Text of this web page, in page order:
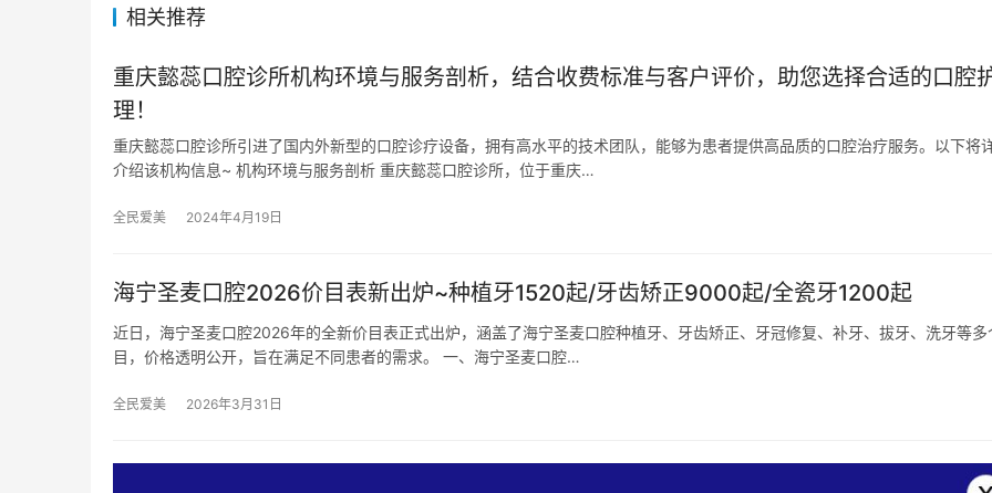
相关推荐
重庆懿蕊口腔诊所机构环境与服务剖析，结合收费标准与客户评价，助您选择合适的口腔
理！
重庆懿蕊口腔诊所引进了国内外新型的口腔诊疗设备，拥有高水平的技术团队，能够为患者提供高品质的口腔治疗服务。以下将
介绍该机构信息~ 机构环境与服务剖析 重庆懿蕊口腔诊所，位于重庆…
全民爱美 2024年4月19日
海宁圣麦口腔2026价目表新出炉~种植牙1520起/牙齿矫正9000起/全瓷牙1200起
近日，海宁圣麦口腔2026年的全新价目表正式出炉，涵盖了海宁圣麦口腔种植牙、牙齿矫正、牙冠修复、补牙、拔牙、洗牙等多
目，价格透明公开，旨在满足不同患者的需求。 一、海宁圣麦口腔…
全民爱美 2026年3月31日